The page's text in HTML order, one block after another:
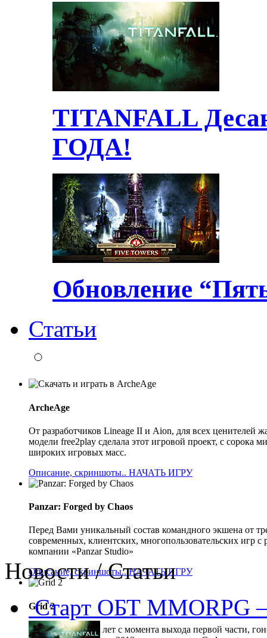
TITANFALL
ГОДА!
Обновление
Статьи
ArcheAge
От разработчиков Lineage II и Aion, для всех ценителей
модели free2play сделала этот игровой проект, с
широких игровых масс.
Описание, скриншоты.. НАЧАТЬ ИГРУ
Panzar: Forged by Chaos
Перед Вами уникальный состав командного экшена от
современных, клиентских, многопользовательских игр
компании «Panzar Studio»
Описание, скриншоты..НАЧАТЬ ИГРУ
Grid 2
Прошло 5 долгих лет с момента выхода первой части,
Новости / Статьи
Старт ОБТ MMORPG